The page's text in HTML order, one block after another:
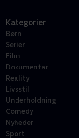
Kategorier
Børn
Serier
Film
Dokumentar
Reality
Livsstil
Underholdning
Comedy
Nyheder
Sport